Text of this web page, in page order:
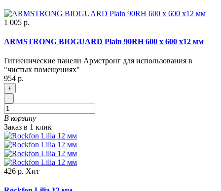
1 005 р.
ARMSTRONG BIOGUARD Plain 90RH 600 x 600 x12 мм
Гигиенические панели Армстронг для использования в
"чистых помещениях"
954 р.
+
-
В корзину
Заказ в 1 клик
426 р. Хит